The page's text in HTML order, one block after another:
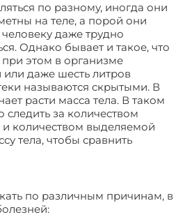
по разному, иногда они
на теле, а порой они
даже трудно
Однако бывает и такое, что
этом в организме
или даже шесть литров
называются скрытыми. В
расти масса тела. В таком
следить за количеством
количеством выделяемой
тела, чтобы сравнить
по различным причинам, в